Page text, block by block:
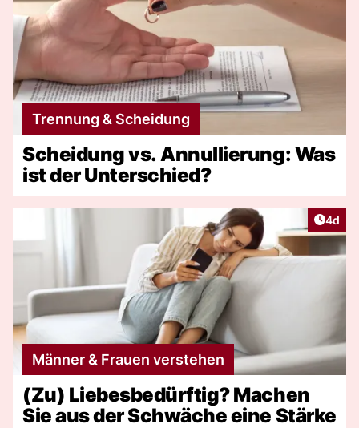
Trennung & Scheidung
Scheidung vs. Annullierung: Was
ist der Unterschied?
4d
Männer & Frauen verstehen
(Zu) Liebesbedürftig? Machen
Sie aus der Schwäche eine Stärke